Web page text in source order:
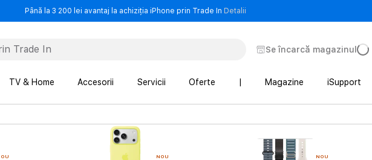
Până la 3 200 lei avantaj la achiziția iPhone prin Trade In Detalii
Se încarcă magazinul
TV & Home Accesorii Servicii Oferte Magazine iSupport
NOU NOU